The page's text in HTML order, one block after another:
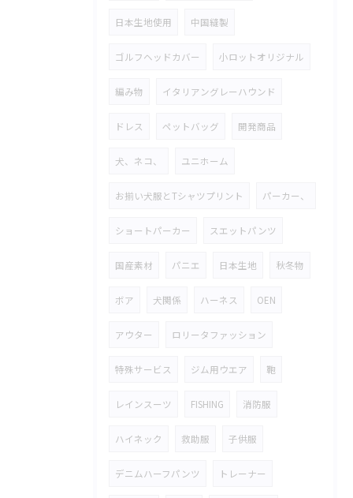
日本生地使用 中国縫製
ゴルフヘッドカバー 小ロットオリジナル
編み物 イタリアングレーハウンド
ドレス ペットバッグ 開発商品
犬、ネコ、 ユニホーム
お揃い犬服とTシャツプリント パーカー、
ショートパーカー スエットパンツ
国産素材 パニエ 日本生地 秋冬物
ボア 犬関係 ハーネス OEN
アウター ロリータファッション
特殊サービス ジム用ウエア 鞄
レインスーツ FISHING 消防服
ハイネック 救助服 子供服
デニムハーフパンツ トレーナー